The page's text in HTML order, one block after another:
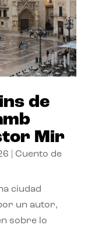
de
Mir
Cuento de
ciudad
un autor,
sobre lo